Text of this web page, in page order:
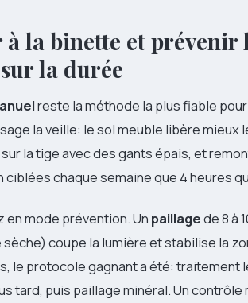
la binette et prévenir
la durée
reste la méthode la plus fiable
la veille: le sol meuble libère
la tige avec des gants épais, et
ciblées chaque semaine que 4 heures
en mode prévention. Un paillagede 8 à
coupe la lumière et stabilise la
le protocole gagnant a été: traitement
tard, puis paillage minéral. Un